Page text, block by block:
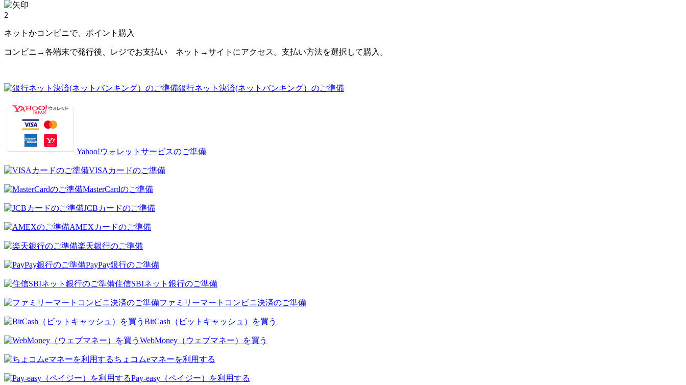
2
ネットかコンビニで、ポイント購入
コンビニ→各端末で発行後、レジでお支払い ネット→サイトにアクセス。支払い方法を選択して購入。
銀行ネット決済(ネットバンキング）のご準備
Yahoo!ウォレットサービスのご準備
VISAカードのご準備
MasterCardのご準備
JCBカードのご準備
AMEXカードのご準備
楽天銀行のご準備
PayPay銀行のご準備
住信SBIネット銀行のご準備
ファミリーマートコンビニ決済のご準備
BitCash（ビットキャッシュ）を買う
WebMoney（ウェブマネー）を買う
ちょコムeマネーを利用する
Pay-easy（ペイジー）を利用する